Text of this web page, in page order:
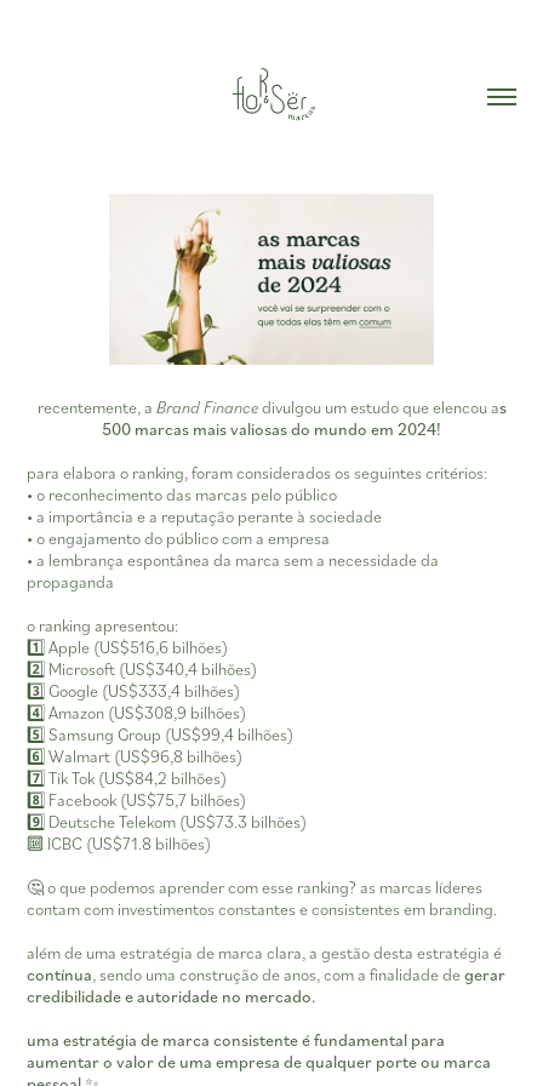
recentemente, a Brand Financedivulgou um estudo que elencou as
500 marcas mais valiosas do mundo em 2024!
para elabora o ranking, foram considerados os seguintes critérios:
• o reconhecimento das marcas pelo público
• a importância e a reputação perante à sociedade
• o engajamento do público com a empresa
• a lembrança espontânea da marca sem a necessidade da
propaganda
o ranking apresentou:
1️⃣ Apple (US$516,6 bilhões)
2️⃣ Microsoft (US$340,4 bilhões)
3️⃣ Google (US$333,4 bilhões)
4️⃣ Amazon (US$308,9 bilhões)
5️⃣ Samsung Group (US$99,4 bilhões)
6️⃣ Walmart (US$96,8 bilhões)
7️⃣ Tik Tok (US$84,2 bilhões)
8️⃣ Facebook (US$75,7 bilhões)
9️⃣ Deutsche Telekom (US$73.3 bilhões)
🔟 ICBC (US$71.8 bilhões)
🤔 o que podemos aprender com esse ranking? as marcas líderes
contam com investimentos constantes e consistentes em branding.
além de uma estratégia de marca clara, a gestão desta estratégia é
contínua , sendo uma construção de anos, com a finalidade degerar
credibilidade e autoridade no mercado.
uma estratégia de marca consistente é fundamental para
aumentar o valor de uma empresa de qualquer porte ou marca